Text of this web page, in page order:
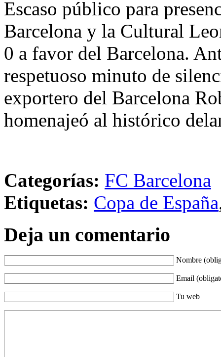
Escaso público para
Barcelona y la Cultural
0 a favor del Barcelona.
respetuoso minuto de
exportero del Barcelona
homenajeó al histórico
Categorías: FC Barcelona
Etiquetas: Copa de España
Deja un comentario
Nombre
Email
Tu web